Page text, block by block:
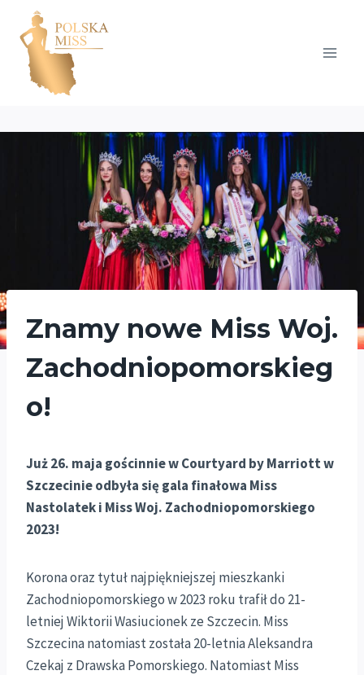
Przejdź
treści
Znamy nowe Miss Woj.
Zachodniopomorskieg
o!
Już 26. maja gościnnie w Courtyard by Marriott w
Szczecinieodbyła się gala finałowa Miss
Nastolatek i Miss Woj. Zachodniopomorskiego
2023!
Korona oraz tytuł najpiękniejszej mieszkanki
Zachodniopomorskiego w 2023 roku trafił do 21-
letniej Wiktorii Wasiucionek ze Szczecin. Miss
Szczecina natomiast została 20-letnia Aleksandra
Czekaj z Drawska Pomorskiego. Natomiast Miss